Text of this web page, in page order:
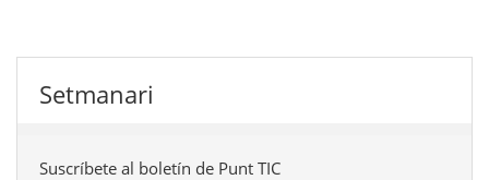
Setmanari
Suscríbete al boletín de Punt TIC